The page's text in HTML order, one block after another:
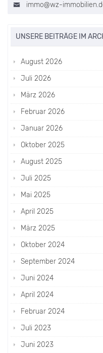
immo@wz-
UNSERE BEITRÄGE IM
August 2026
Juli 2026
März 2026
Februar 2026
Januar 2026
Oktober 2025
August 2025
Juli 2025
Mai 2025
April 2025
März 2025
Oktober 2024
September 2024
Juni 2024
April 2024
Februar 2024
Juli 2023
Juni 2023